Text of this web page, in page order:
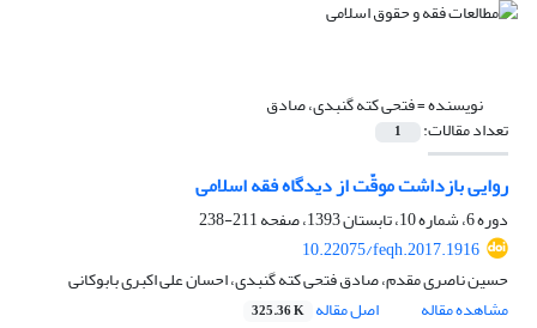
نویسنده =فتحی کته گنبدی، صادق
تعداد مقالات: 1
روایی بازداشت موقّت از دیدگاه فقه اسلامی
دوره 6، شماره 10، تابستان 1393، صفحه
211-238
10.22075/feqh.2017.1916
حسین ناصری مقدم، صادق فتحی کته گنبدی، احسان علی اکبری بابوکانی
مشاهده مقاله
اصل مقاله 325.36 K